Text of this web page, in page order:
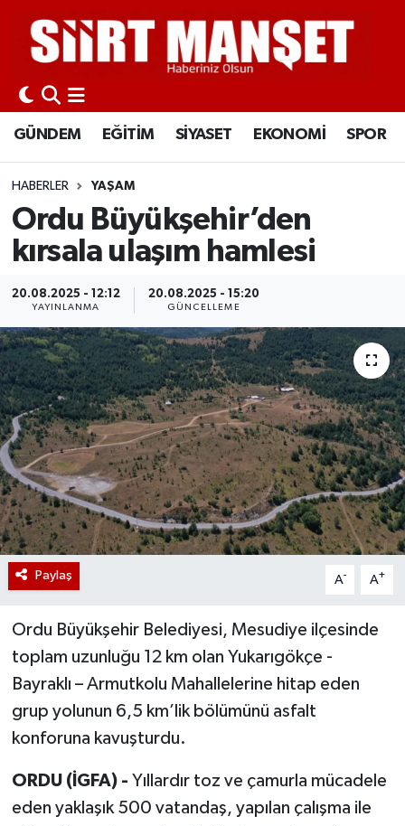
GÜNDEM EĞİTİM SİYASET EKONOMİ SPOR
HABERLER YAŞAM
Ordu Büyükşehir’den
kırsala ulaşım hamlesi
20.08.2025 - 12:12
YAYINLANMA
20.08.2025 - 15:20
GÜNCELLEME
Paylaş A- A+
Ordu Büyükşehir Belediyesi, Mesudiye ilçesinde
toplam uzunluğu 12 km olan Yukarıgökçe -
Bayraklı – Armutkolu Mahallelerine hitap eden
grup yolunun 6,5 km’lik bölümünü asfalt
konforuna kavuşturdu.
ORDU (İGFA) - Yıllardır toz ve çamurla mücadele
eden yaklaşık 500 vatandaş, yapılan çalışma ile
GÜNDEM
EĞİTİM
SİYASET
EKONOMİ
SPOR
İLÇELER
KÜLTÜR-SANAT
SAĞLIK-YAŞAM
Siirt Nöbetçi Eczaneler
Siirt Hava Durumu
Siirt Namaz Vakitleri
Siirt Trafik Yoğunluk Haritası
Süper Lig Puan Durumu ve Fikstür
Tüm Manşetler
Son Dakika Haberleri
Haber Arşivi